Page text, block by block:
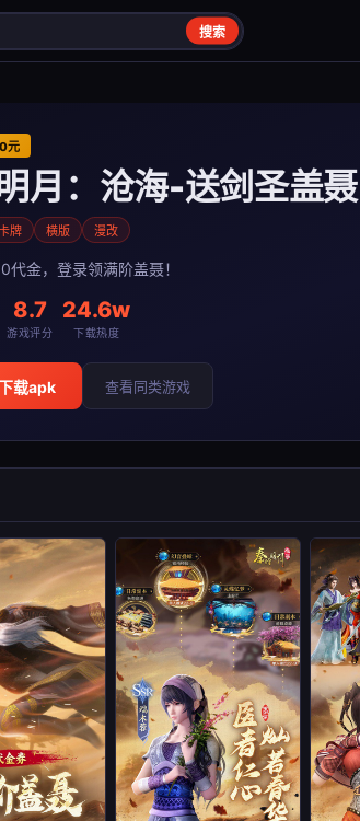
搜索
元
月：沧海-送剑圣盖聂
牌 横版 漫改
代金，登录领满阶盖聂！
8.7
游戏评分
24.6w
下载热度
载apk 查看同类游戏